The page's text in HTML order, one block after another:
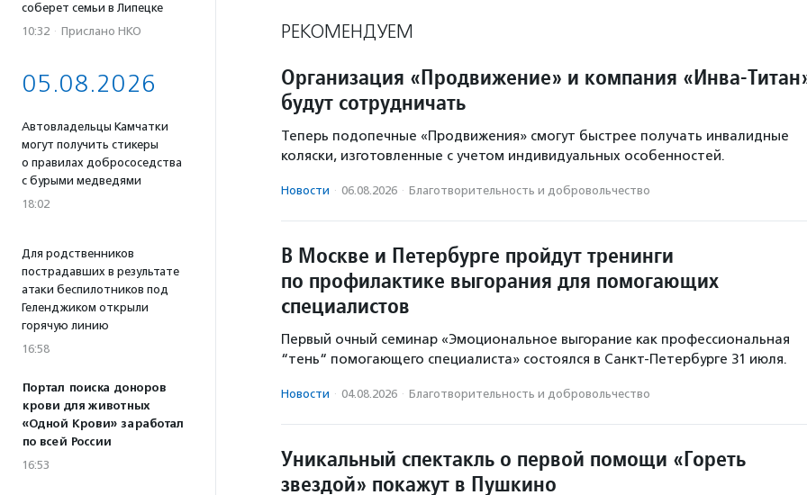
соберет семьи в Липецке
10:32 · Прислано НКО
05.08.2026
Автовладельцы Камчатки
могут получить стикеры
о правилах добрососедства
с бурыми медведями
18:02
Для родственников
пострадавших в результате
атаки беспилотников под
Геленджиком открыли
горячую линию
16:58
Портал поиска доноров
крови для животных
«Одной Крови» заработал
по всей России
16:53
РЕКОМЕНДУЕМ
Организация «Продвижение» и компания «Инва-
будут сотрудничать
Теперь подопечные «Продвижения» смогут быстрее получать инвалидные
коляски, изготовленные с учетом индивидуальных особенностей.
Новости · 06.08.2026 · Благотвори­тель­ность и доброволь­чест­во
В Москве и Петербурге пройдут тренинги
по профилактике выгорания для помогающих
специалистов
Первый очный семинар «Эмоциональное выгорание как профессиональная
“тень“ помогающего специалиста» состоялся в Санкт-Петербурге 31 июля.
Новости · 04.08.2026 · Благотвори­тель­ность и доброволь­чест­во
Уникальный спектакль о первой помощи «Гореть
звездой» покажут в Пушкино